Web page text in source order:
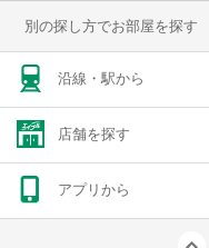
別の探し方でお部屋を探す
沿線・駅から
店舗を探す
アプリから